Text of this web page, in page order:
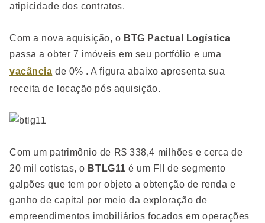
atipicidade dos contratos.
Com a nova aquisição, o BTG Pactual Logística
passa a obter 7 imóveis em seu portfólio e uma
vacância de 0% . A figura abaixo apresenta sua
receita de locação pós aquisição.
Com um patrimônio de R$ 338,4 milhões e cerca de
20 mil cotistas, o BTLG11 é um FII de segmento
galpões que tem por objeto a obtenção de renda e
ganho de capital por meio da exploração de
empreendimentos imobiliários focados em operações